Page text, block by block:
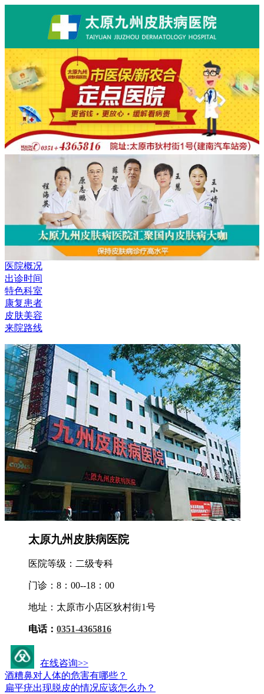
医院概况
出诊时间
特色科室
康复患者
皮肤美容
来院路线
太原九州皮肤病医院
医院等级：二级专科
门诊：8：00--18：00
地址：太原市小店区狄村街1号
电话： 0351-4365816
在线咨询>>
酒糟鼻对人体的危害有哪些？
扁平疣出现脱皮的情况应该怎么办？